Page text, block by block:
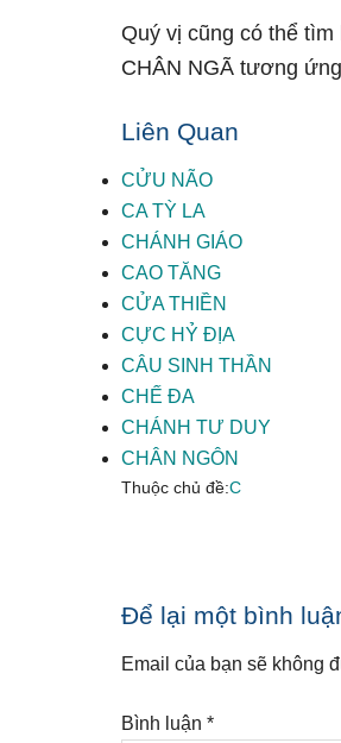
Quý vị cũng có thể
CHÂN NGÃ tương
Liên Quan
CỬU NÃO
CA TỲ LA
CHÁNH GIÁO
CAO TĂNG
CỬA THIỀN
CỰC HỶ ĐỊA
CÂU SINH THẦN
CHẾ ĐA
CHÁNH TƯ DUY
CHÂN NGÔN
Thuộc chủ đề:C
Reader
Interactions
Để lại một bình
Email của bạn sẽ không
Bình luận *